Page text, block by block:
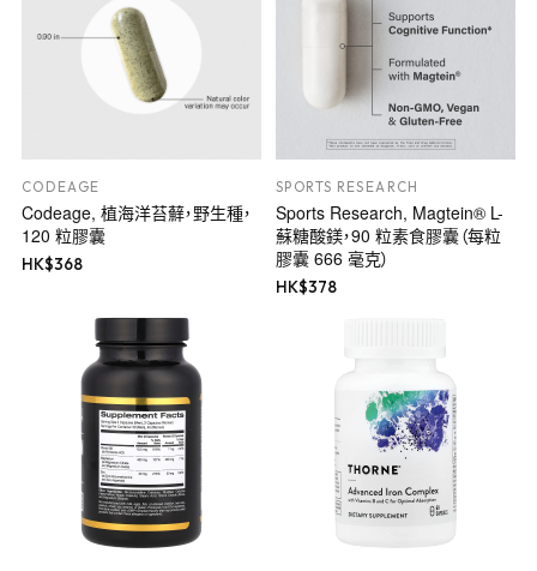
CODEAGE
Codeage, 植海洋苔蘚，野生種，
120 粒膠囊
HK$368
SPORTS RESEARCH
Sports Research, Magtein® L-
蘇糖酸鎂，90 粒素食膠囊（每粒
膠囊 666 毫克）
HK$378